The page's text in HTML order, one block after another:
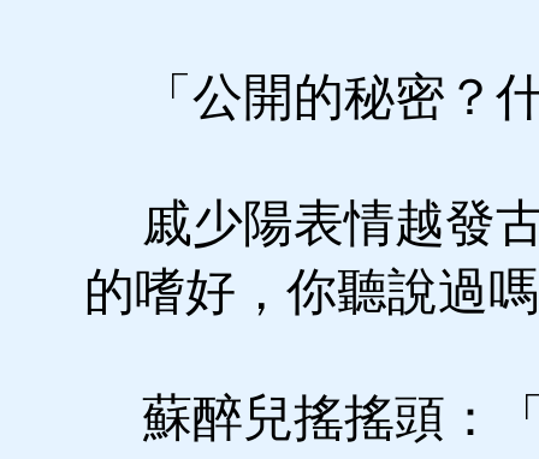
「公開的秘密？
戚少陽表情越發
的嗜好，你聽說過
蘇醉兒搖搖頭：